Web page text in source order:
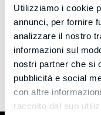
Utilizziamo i cookie
annunci, per fornire
analizzare il nostro
informazioni sul
nostri partner che si
pubblicità e social
con altre
raccolto dal suo
More posts